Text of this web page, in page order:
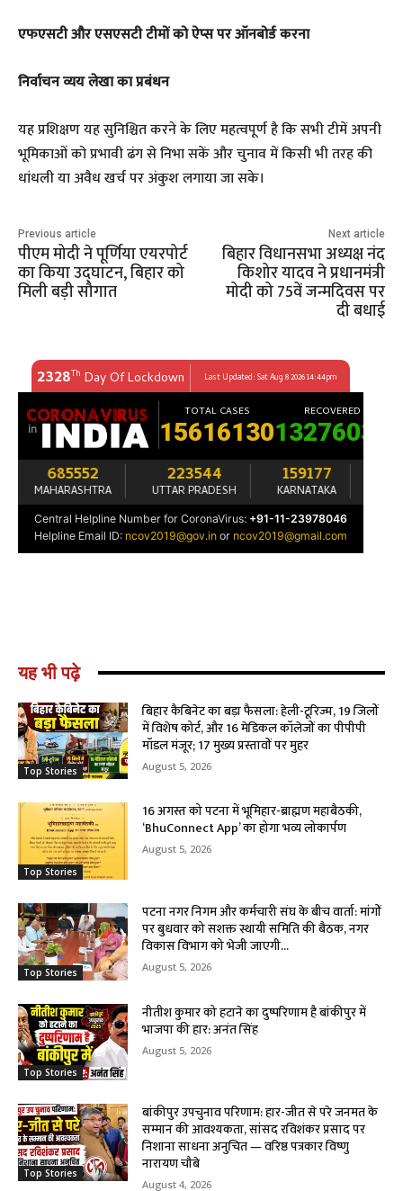
एफएसटी और एसएसटी टीमों को ऐप्स पर ऑनबोर्ड करना
निर्वाचन व्यय लेखा का प्रबंधन
यह प्रशिक्षण यह सुनिश्चित करने के लिए महत्वपूर्ण है कि सभी टीमें अपनी
भूमिकाओं को प्रभावी ढंग से निभा सकें और चुनाव में किसी भी तरह की
धांधली या अवैध खर्च पर अंकुश लगाया जा सके।
Previous article
पीएम मोदी ने पूर्णिया एयरपोर्ट
का किया उद्घाटन, बिहार को
मिली बड़ी सौगात
Next article
बिहार विधानसभा अध्यक्ष नंद
किशोर यादव ने प्रधानमंत्री
मोदी को 75वें जन्मदिवस पर
दी बधाई
यह भी पढ़े
Top Stories
बिहार कैबिनेट का बड़ा फैसला: हेली-टूरिज्म, 19 जिलों
में विशेष कोर्ट, और 16 मेडिकल कॉलेजों का पीपीपी
मॉडल मंजूर; 17 मुख्य प्रस्तावों पर मुहर
August 5, 2026
Top Stories
16 अगस्त को पटना में भूमिहार-ब्राह्मण महाबैठकी,
‘BhuConnect App’ का होगा भव्य लोकार्पण
August 5, 2026
Top Stories
पटना नगर निगम और कर्मचारी संघ के बीच वार्ता: मांगों
पर बुधवार को सशक्त स्थायी समिति की बैठक, नगर
विकास विभाग को भेजी जाएगी...
August 5, 2026
Top Stories
नीतीश कुमार को हटाने का दुष्परिणाम है बांकीपुर में
भाजपा की हार: अनंत सिंह
August 5, 2026
Top Stories
बांकीपुर उपचुनाव परिणाम: हार-जीत से परे जनमत के
सम्मान की आवश्यकता, सांसद रविशंकर प्रसाद पर
निशाना साधना अनुचित — वरिष्ठ पत्रकार विष्णु
नारायण चौबे
August 4, 2026